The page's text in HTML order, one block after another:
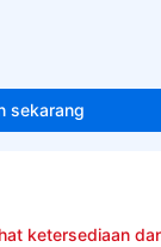
sekarang
ketersediaan